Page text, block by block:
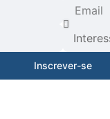
Inscrever-se